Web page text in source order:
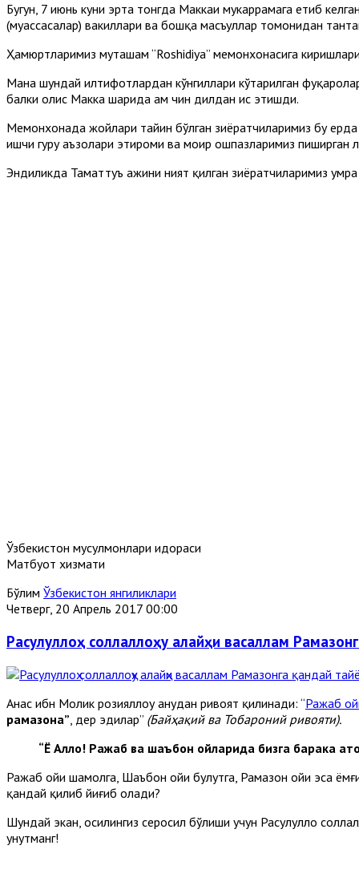
Бугун, 7 июнь куни эрта тонгда Маккаи мукаррамага етиб
(муассасалар) вакиллари ва бошқа масъуллар томонидан
Ҳамюртларимиз муҳташам “Roshidiya” меҳмонхонасига
Мана шундай илтифотлардан кўнгиллари кўтарилган
балки олис Макка шаҳрида ҳам чин дилдан ҳис этишди.
Меҳмонхонада жойлари тайин бўлган зиёратчиларимиз бу
ишчи гуруҳ аъзолари эҳтироми ва моҳир ошпазларимиз
Эндиликда Таматтуъ ҳажини ният қилган зиёратчиларимиз
Ўзбекистон мусулмонлари идораси
Матбуот хизмати
Бўлим Ўзбекистон янгиликлари
Четверг, 20 Апрель 2017 00:00
Расулуллоҳ соллаллоҳу алайҳи васаллам
Анас ибн Молик розияллоҳу анҳудан ривоят қилинади: “Ражаб
рамазона” , дер эдилар” (Байҳақий ва Тобароний ривояти).
“Ё Аллоҳ! Ражаб ва шаъбон ойларида бизга барака
Ражаб ойи шамолга, Шаъбон ойи булутга, Рамазон ойи эса
қандай қилиб йиғиб олади?
Шундай экан, ҳосилингиз серҳосил бўлиши учун Расулуллоҳ
унутманг!